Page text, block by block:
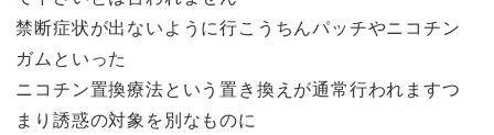
禁断症状が出ないように行こうちんパッチやニコチン
ガムといった
ニコチン置換療法という置き換えが通常行われますつ
まり誘惑の対象を別なものに